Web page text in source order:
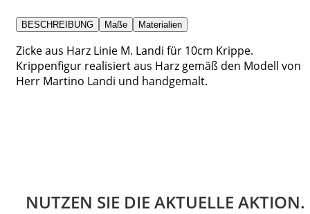
BESCHREIBUNG Maße Materialien
Zicke aus Harz Linie M. Landi für 10cm Krippe.
Krippenfigur realisiert aus Harz gemäß den Modell von
Herr Martino Landi und handgemalt.
NUTZEN SIE DIE AKTUELLE AKTION.